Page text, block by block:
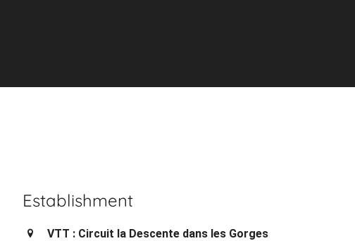
Establishment
VTT : Circuit la Descente dans les Gorges